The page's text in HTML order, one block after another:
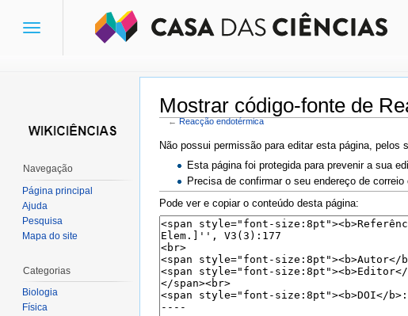
Mostrar código-fonte de
←Reacção endotérmica
navegação
Não possui permissão para editar esta página, pelos
Esta página foi protegida para prevenir a sua
Precisa de confirmar o seu endereço de
Pode ver e copiar o conteúdo desta página:
Toggle
Navegação
Página principal
Ajuda
Pesquisa
Mapa do site
Categorias
Biologia
Física